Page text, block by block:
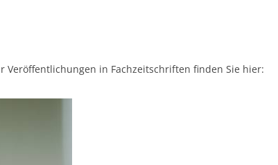
in Fachzeitschriften finden Sie hier: